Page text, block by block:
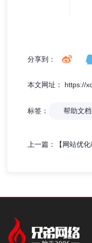
分享到：
本文网址： https://
标签： 帮助文档
上一篇： 【网站优